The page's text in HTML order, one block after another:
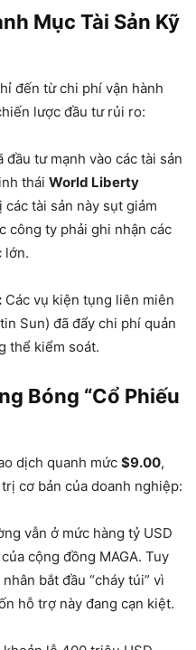
Mục Tài Sản Kỹ
đến từ chi phí vận hành
lược đầu tư rủi ro:
đầu tư mạnh vào các tài sản
thái World Liberty
các tài sản này sụt giảm
công ty phải ghi nhận các
lớn.
Các vụ kiện tụng liên miên
Sun) đã đẩy chi phí quản
thể kiểm soát.
Bóng “Cổ Phiếu
dịch quanh mức $9.00,
cơ bản của doanh nghiệp:
vẫn ở mức hàng tỷ USD
cộng đồng MAGA. Tuy
bắt đầu “cháy túi” vì
hỗ trợ này đang cạn kiệt.